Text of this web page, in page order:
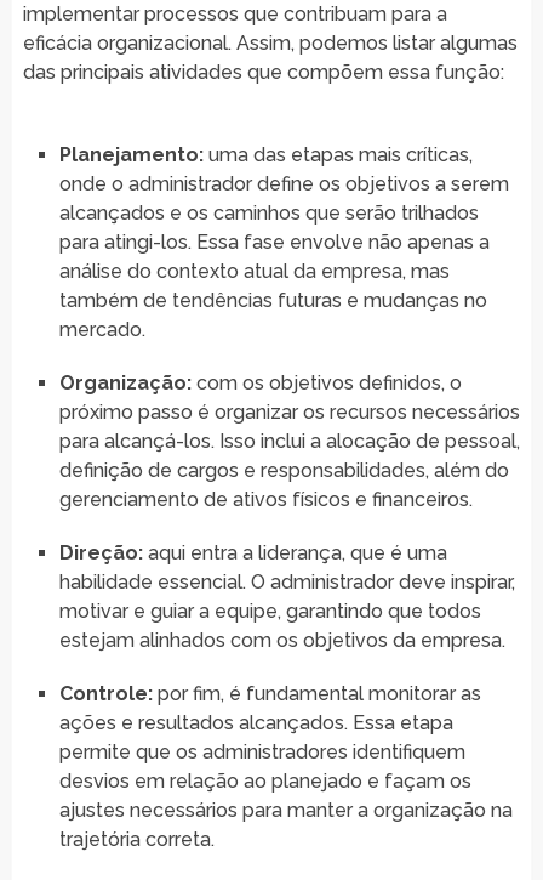
implementar processos que contribuam para a
eficácia organizacional. Assim, podemos listar algumas
das principais atividades que compõem essa função:
Planejamento:uma das etapas mais críticas,
onde o administrador define os objetivos a serem
alcançados e os caminhos que serão trilhados
para atingi-los. Essa fase envolve não apenas a
análise do contexto atual da empresa, mas
também de tendências futuras e mudanças no
mercado.
Organização:com os objetivos definidos, o
próximo passo é organizar os recursos necessários
para alcançá-los. Isso inclui a alocação de pessoal,
definição de cargos e responsabilidades, além do
gerenciamento de ativos físicos e financeiros.
Direção:aqui entra a liderança, que é uma
habilidade essencial. O administrador deve inspirar,
motivar e guiar a equipe, garantindo que todos
estejam alinhados com os objetivos da empresa.
Controle:por fim, é fundamental monitorar as
ações e resultados alcançados. Essa etapa
permite que os administradores identifiquem
desvios em relação ao planejado e façam os
ajustes necessários para manter a organização na
trajetória correta.